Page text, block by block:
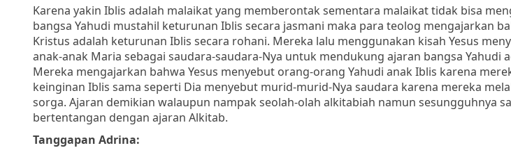
Karena yakin Iblis adalah malaikat yang memberontak sementara malaikat tidak bisa
bangsa Yahudi mustahil keturunan Iblis secara jasmani maka para teolog mengajarkan
Kristus adalah keturunan Iblis secara rohani. Mereka lalu menggunakan kisah Yesus
anak-anak Maria sebagai saudara-saudara-Nya untuk mendukung ajaran bangsa Yahudi
Mereka mengajarkan bahwa Yesus menyebut orang-orang Yahudi anak Iblis karena
keinginan Iblis sama seperti Dia menyebut murid-murid-Nya saudara karena mereka
sorga. Ajaran demikian walaupun nampak seolah-olah alkitabiah namun sesungguhnya
bertentangan dengan ajaran Alkitab.
Tanggapan Adrina: